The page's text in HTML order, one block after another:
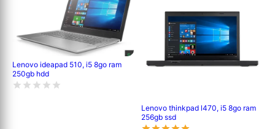
Lenovo ideapad 510, i5 8go ram
250gb hdd
Lenovo thinkpad l470, i5 8go ram
256gb ssd